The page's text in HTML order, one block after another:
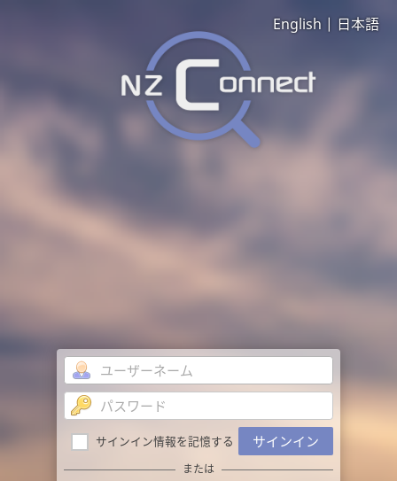
サインイン情報を記憶する サインイン
または
English | 日本語